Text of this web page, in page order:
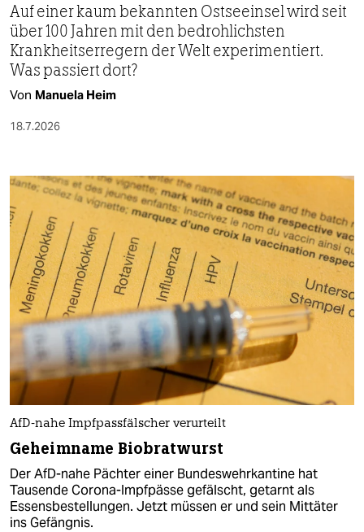
Auf einer kaum bekannten Ostseeinsel wird seit
über 100 Jahren mit den bedrohlichsten
Krankheitserregern der Welt experimentiert.
Was passiert dort?
Von Manuela Heim
18.7.2026
AfD-nahe Impfpassfälscher verurteilt
Geheimname Biobratwurst
Der AfD-nahe Pächter einer Bundeswehrkantine hat
Tausende Corona-Impfpässe gefälscht, getarnt als
Essensbestellungen. Jetzt müssen er und sein Mittäter
ins Gefängnis.